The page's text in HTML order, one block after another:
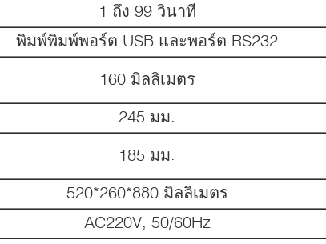
1 ถึง 99 วินาที
พิมพ์พิมพ์พอร์ต USB และพอร์ต RS232
160 มิลลิเมตร
245 มม.
185 มม.
520*260*880 มิลลิเมตร
AC220V, 50/60Hz